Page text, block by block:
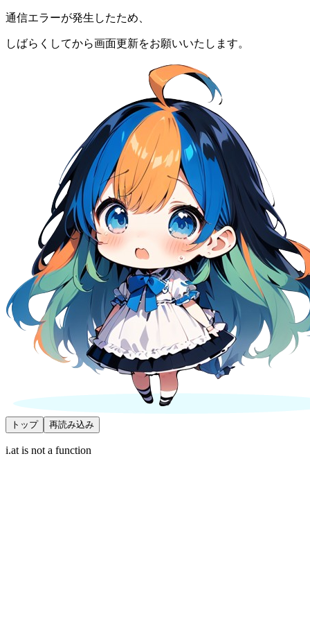
通信エラーが発生したため、
しばらくしてから画面更新をお願いいたします。
トップ 再読み込み
i.at is not a function